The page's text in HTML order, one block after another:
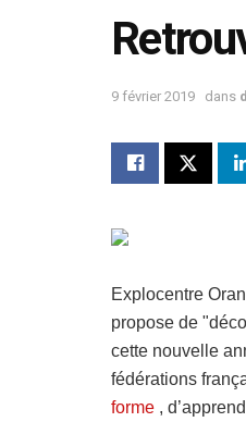
9 février 2019 dans
Explocentre
propose de
cette nouvelle
fédérations
forme ,